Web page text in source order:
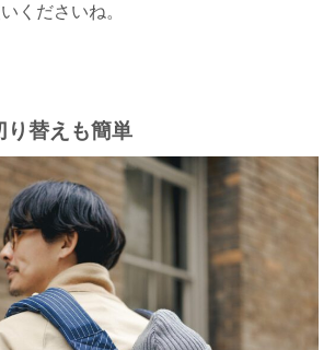
くださいね。
り替えも簡単